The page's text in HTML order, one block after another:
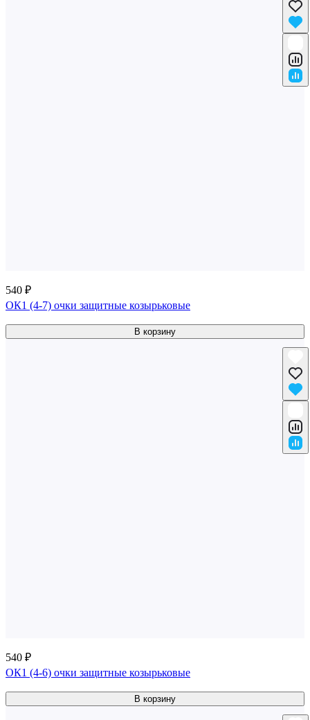
540 ₽
ОК1 (4-7) очки защитные козырьковые
В корзину
540 ₽
ОК1 (4-6) очки защитные козырьковые
В корзину